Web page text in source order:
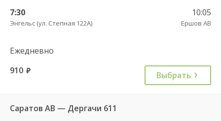
7:30
Энгельс (ул. Степная 122А)
10:05
Ершов АВ
Ежедневно
910 руб. Выбрать
Саратов АВ — Дергачи 611